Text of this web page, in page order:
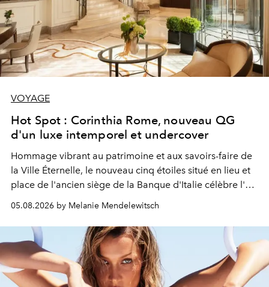
VOYAGE
Hot Spot : Corinthia Rome, nouveau QG
d'un luxe intemporel et undercover
Hommage vibrant au patrimoine et aux savoirs-faire de
la Ville Éternelle, le nouveau cinq étoiles situé en lieu et
place de l'ancien siège de la Banque d'Italie célèbre l'art
de vivre Romain dans toute son élégance intemporelle.
05.08.2026 by Melanie Mendelewitsch